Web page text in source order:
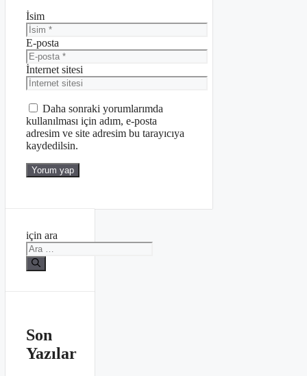
İsim
E-posta
İnternet sitesi
Daha sonraki yorumlarımda
kullanılması için adım, e-posta
adresim ve site adresim bu tarayıcıya
kaydedilsin.
için ara
Son
Yazılar